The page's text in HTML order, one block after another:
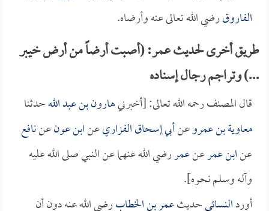
الفاروقرضي الله تعالى عنه وأرضاه.
طريق أخرى لحديث عمر: (أصبت أرضاً من أرض خيبر
...) وتراجم رجال إسناده
قال المصنف رحمه الله تعالى: [أخبرنيهارون بن عبد اللهحدثنا
معاوية بن عمروعنأبي إسحاق الفزاريعنابن عونعننافع
عنابن عمرعنعمررضي الله عنهما عن النبي صلى الله عليه
وآله وسلم نحوه].
أوردالنسائيحديثعمر بن الخطابرضي الله عنه دون أن